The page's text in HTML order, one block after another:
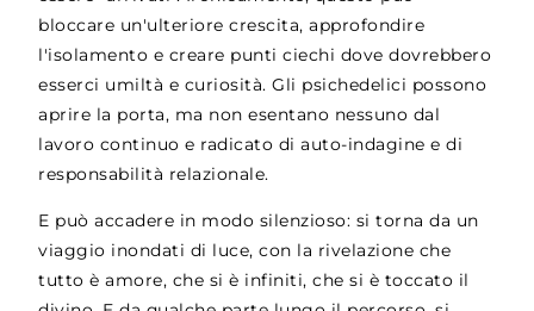
bloccare un'ulteriore crescita, approfondire
l'isolamento e creare punti ciechi dove dovrebbero
esserci umiltà e curiosità. Gli psichedelici possono
aprire la porta, ma non esentano nessuno dal
lavoro continuo e radicato di auto-indagine e di
responsabilità relazionale.
E può accadere in modo silenzioso: si torna da un
viaggio inondati di luce, con la rivelazione che
tutto è amore, che si è infiniti, che si è toccato il